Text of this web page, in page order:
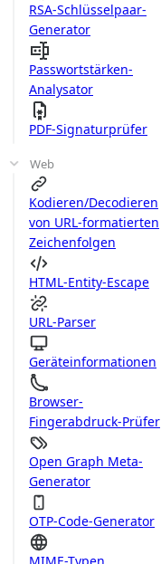
RSA-Schlüsselpaar-
Generator
Passwortstärken-
Analysator
PDF-Signaturprüfer
Web
Kodieren/Decodieren
von URL-formatierten
Zeichenfolgen
HTML-Entity-Escape
URL-Parser
Geräteinformationen
Browser-
Fingerabdruck-Prüfer
Open Graph Meta-
Generator
OTP-Code-Generator